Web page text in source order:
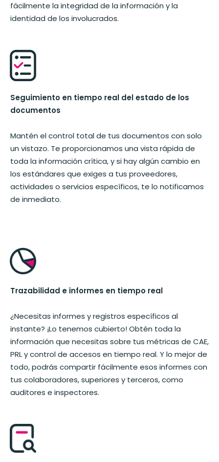
fácilmente la integridad de la información y la
identidad de los involucrados.
Seguimiento en tiempo real del estado de los
documentos
Mantén el control total de tus documentos con solo
un vistazo. Te proporcionamos una vista rápida de
toda la información crítica, y si hay algún cambio en
los estándares que exiges a tus proveedores,
actividades o servicios específicos, te lo notificamos
de inmediato.
Trazabilidad e informes en tiempo real
¿Necesitas informes y registros específicos al
instante? ¡Lo tenemos cubierto! Obtén toda la
información que necesitas sobre tus métricas de CAE,
PRL y control de accesos en tiempo real. Y lo mejor de
todo, podrás compartir fácilmente esos informes con
tus colaboradores, superiores y terceros, como
auditores e inspectores.